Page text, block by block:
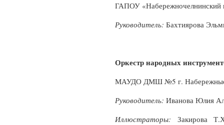
ГАПОУ «Набережночелнинский
Руководитель: Бахтиярова
Оркестр народных
МАУДО ДМШ №5 г.
Руководитель: Иванова Юлия
Иллюстраторы: Закирова